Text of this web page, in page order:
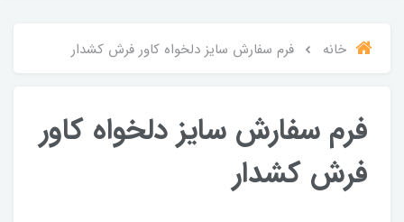
خانه فرم سفارش سایز دلخواه کاور فرش کشدار
فرم سفارش سایز دلخواه کاور
فرش کشدار